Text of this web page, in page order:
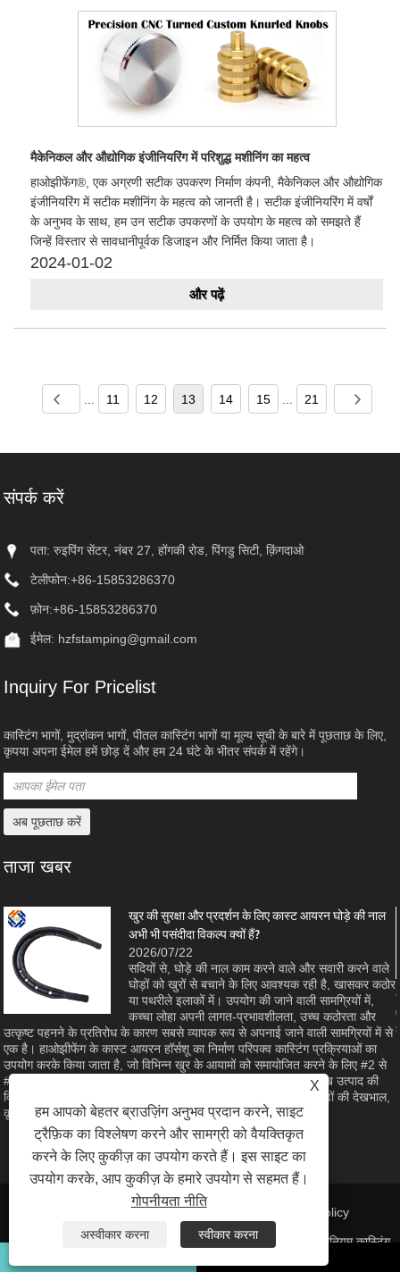
मैकेनिकल और औद्योगिक इंजीनियरिंग में परिशुद्ध मशीनिंग का महत्व
हाओझीफेंग®, एक अग्रणी सटीक उपकरण निर्माण कंपनी, मैकेनिकल और औद्योगिक
इंजीनियरिंग में सटीक मशीनिंग के महत्व को जानती है। सटीक इंजीनियरिंग में वर्षों
के अनुभव के साथ, हम उन सटीक उपकरणों के उपयोग के महत्व को समझते हैं
जिन्हें विस्तार से सावधानीपूर्वक डिजाइन और निर्मित किया जाता है।
2024-01-02
और पढ़ें
11 12 13 14 15 21
संपर्क करें
पता: रुइपिंग सेंटर, नंबर 27, होंगकी रोड, पिंगडु सिटी, क़िंगदाओ
टेलीफोन:+86-15853286370
फ़ोन:+86-15853286370
ईमेल: hzfstamping@gmail.com
Inquiry For Pricelist
कास्टिंग भागों, मुद्रांकन भागों, पीतल कास्टिंग भागों या मूल्य सूची के बारे में पूछताछ के लिए,
कृपया अपना ईमेल हमें छोड़ दें और हम 24 घंटे के भीतर संपर्क में रहेंगे।
ताजा खबर
खुर की सुरक्षा और प्रदर्शन के लिए कास्ट आयरन घोड़े की नाल
अभी भी पसंदीदा विकल्प क्यों हैं?
2026/07/22
सदियों से, घोड़े की नाल काम करने वाले और सवारी करने वाले
घोड़ों को खुरों से बचाने के लिए आवश्यक रही है, खासकर कठोर
या पथरीले इलाकों में। उपयोग की जाने वाली सामग्रियों में,
कच्चा लोहा अपनी लागत-प्रभावशीलता, उच्च कठोरता और
उत्कृष्ट पहनने के प्रतिरोध के कारण सबसे व्यापक रूप से अपनाई जाने वाली सामग्रियों में से
एक है। हाओझीफेंग के कास्ट आयरन हॉर्सशू का निर्माण परिपक्व कास्टिंग प्रक्रियाओं का
उपयोग करके किया जाता है, जो विभिन्न खुर के आयामों को समायोजित करने के लिए #2 से
#8 तक के आकार के साथ सामने और पीछे की शैलियों में उपलब्ध हैं। यह लेख उत्पाद की
विशेषताओं, भौतिक लाभों और विनिर्माण गुणवत्ता की जांच करता है जो इसे घोड़ों की देखभाल,
कृषि और घुड़सवारी के खेल के लिए एक विश्वसनीय विकल्प बनाता है।
Sitemap|RSS|XML Privacy Policy
कॉपीराइट © 2023 क़िंगदाओ हाओझीफ़ेंग मशीनरी कंपनी लिमिटेड - एल्युमीनियम कास्टिंग
X
हम आपको बेहतर ब्राउज़िंग अनुभव प्रदान करने, साइट
ट्रैफ़िक का विश्लेषण करने और सामग्री को वैयक्तिकृत
करने के लिए कुकीज़ का उपयोग करते हैं। इस साइट का
उपयोग करके, आप कुकीज़ के हमारे उपयोग से सहमत हैं।
गोपनीयता नीति
अस्वीकार करना स्वीकार करना